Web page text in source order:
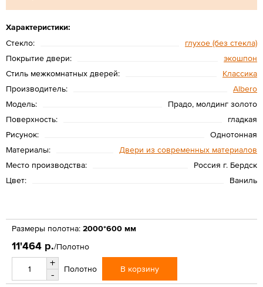
Характеристики:
Стекло:
глухое (без стекла)
Покрытие двери:
экошпон
Стиль межкомнатных дверей:
Классика
Производитель:
Albero
Модель:
Прадо, молдинг золото
Поверхность:
гладкая
Рисунок:
Однотонная
Материалы:
Двери из современных материалов
Место производства:
Россия г. Бердск
Цвет:
Ваниль
Размеры полотна: 2000*600 мм
11'464 р./Полотно
+
-
Полотно В корзину